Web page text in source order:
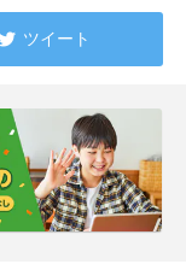
ツイート